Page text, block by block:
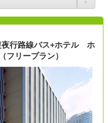
夜行路線バス+ホテル ホ
フリープラン）